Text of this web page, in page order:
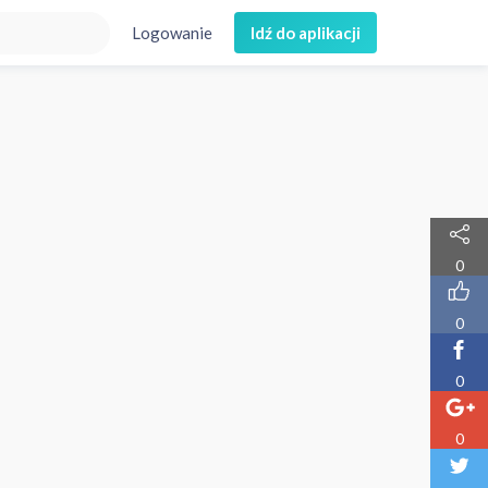
Logowanie Idź do aplikacji
0
0
0
0